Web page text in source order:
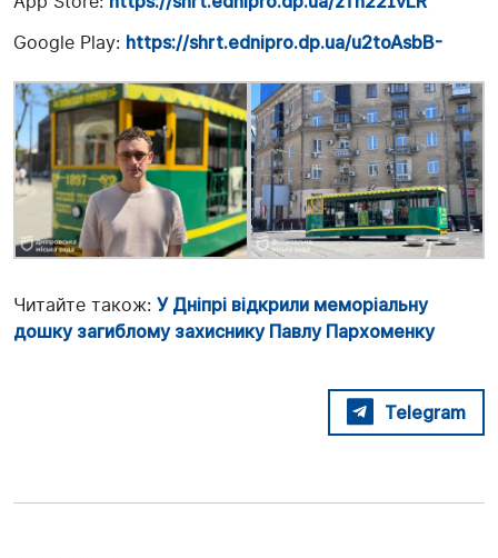
Google Play: https://shrt.ednipro.dp.ua/u2toAsbB-
Читайте також: У Дніпрі відкрили меморіальну
дошку загиблому захиснику Павлу Пархоменку
Telegram